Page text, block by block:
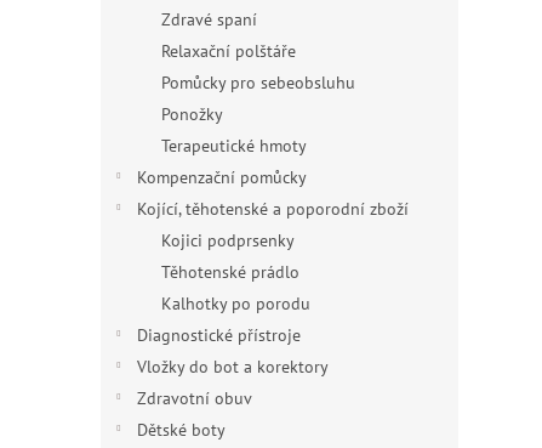
Zdravé spaní
Relaxační polštáře
Pomůcky pro sebeobsluhu
Ponožky
Terapeutické hmoty
Kompenzační pomůcky
Kojící, těhotenské a poporodní zboží
Kojici podprsenky
Těhotenské prádlo
Kalhotky po porodu
Diagnostické přístroje
Vložky do bot a korektory
Zdravotní obuv
Dětské boty